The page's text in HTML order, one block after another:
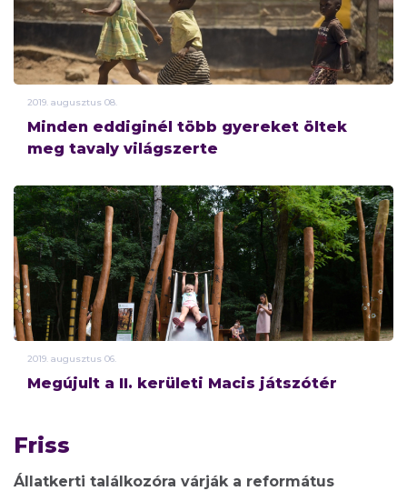
2019. augusztus 08.
Minden eddiginél több gyereket öltek
meg tavaly világszerte
2019. augusztus 06.
Megújult a II. kerületi Macis játszótér
Friss
Állatkerti találkozóra várják a református